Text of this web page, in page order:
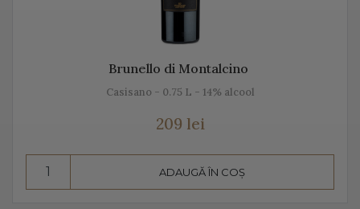
adesea comparat cu Champagne, însă ele diferă
struguri folosite.
decât vin spumant, înseamnă aromă și gust deosebit,
Brunello di Montalcino
Casisano - 0.75 L - 14% alcool
209 lei
ADAUGĂ ÎN COȘ